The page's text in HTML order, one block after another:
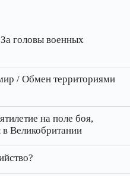
головы военных
/ Обмен территориями
на поле боя,
Великобритании